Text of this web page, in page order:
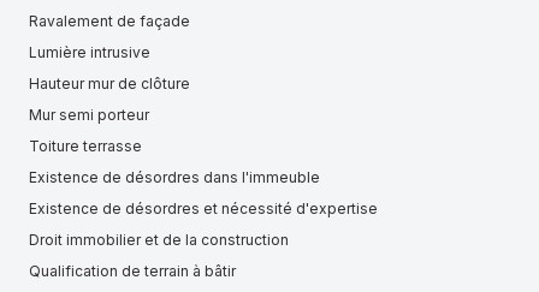
Ravalement de façade
Lumière intrusive
Hauteur mur de clôture
Mur semi porteur
Toiture terrasse
Existence de désordres dans l'immeuble
Existence de désordres et nécessité d'expertise
Droit immobilier et de la construction
Qualification de terrain à bâtir